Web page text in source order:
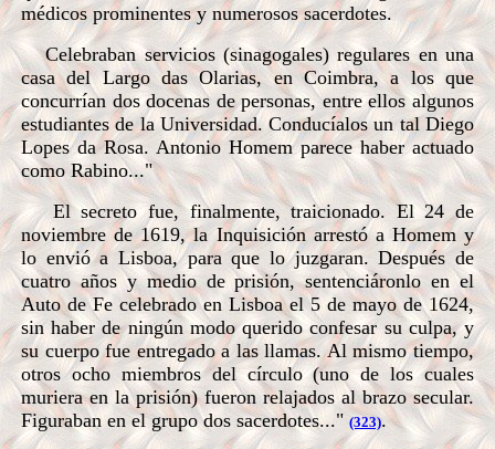
médicos prominentes y numerosos sacerdotes.
Celebraban servicios (sinagogales) regulares en una
casa del Largo das Olarias, en Coimbra, a los que
concurrían dos docenas de personas, entre ellos algunos
estudiantes de la Universidad. Conducíalos un tal Diego
Lopes da Rosa. Antonio Homem parece haber actuado
como Rabino..."
El secreto fue, finalmente, traicionado. El 24 de
noviembre de 1619, la Inquisición arrestó a Homem y
lo envió a Lisboa, para que lo juzgaran. Después de
cuatro años y medio de prisión, sentenciáronlo en el
Auto de Fe celebrado en Lisboa el 5 de mayo de 1624,
sin haber de ningún modo querido confesar su culpa, y
su cuerpo fue entregado a las llamas. Al mismo tiempo,
otros ocho miembros del círculo (uno de los cuales
muriera en la prisión) fueron relajados al brazo secular.
Figuraban en el grupo dos sacerdotes..." (323).